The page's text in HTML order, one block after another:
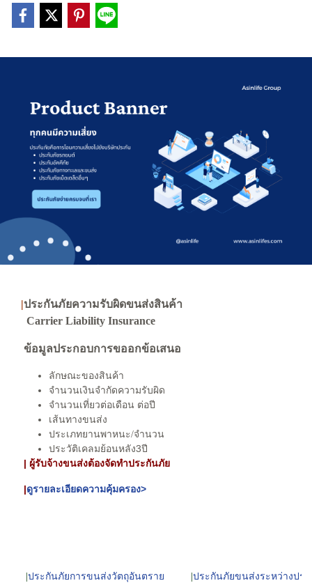
|ประกันภัยความรับผิดขนส่งสินค้า
Carrier Liability Insurance
ข้อมูลประกอบการขออกข้อเสนอ
ลักษณะของสินค้า
จำนวนเงินจำกัดความรับผิด
จำนวนเที่ยวต่อเดือน ต่อปี
เส้นทางขนส่ง
ประเภทยานพาหนะ/จำนวน
ประวัติเคลมย้อนหลัง3ปี
| ผู้รับจ้างขนส่งต้องจัดทำประกันภัย
|ดูรายละเอียดความคุ้มครอง>
ประกันภัยการขนส่งวัตถุอันตราย ประกันภัยขนส่งระหว่างประ